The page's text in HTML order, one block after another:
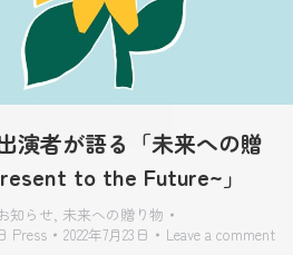
演者が語る「未来への贈
to the Future~」
知らせ, 未来への贈り物
Press 2022年7月23日 Leave a comment